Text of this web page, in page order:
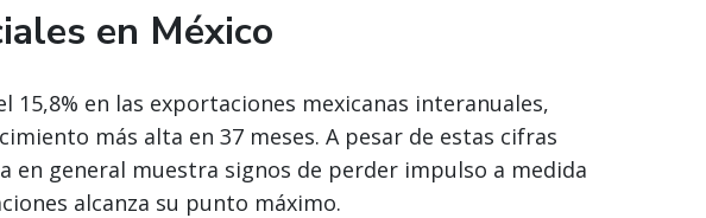
en México
15,8% en las exportaciones mexicanas interanuales,
más alta en 37 meses. A pesar de estas cifras
en general muestra signos de perder impulso a medida
alcanza su punto máximo.